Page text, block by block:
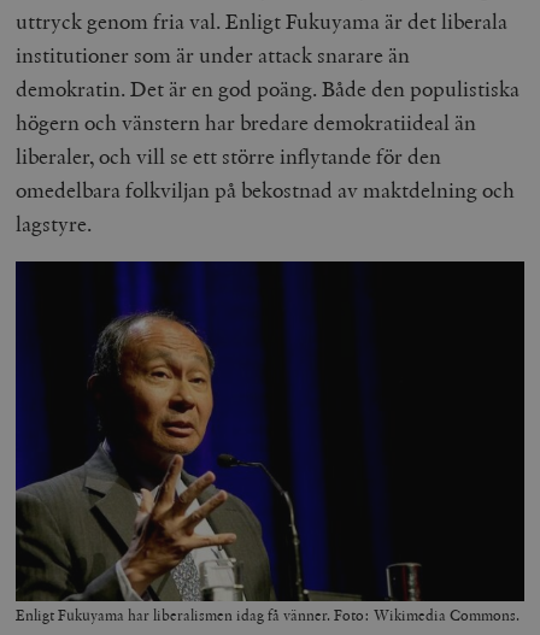
uttryck genom fria val. Enligt Fukuyama är det liberala
institutioner som är under attack snarare än
demokratin. Det är en god poäng. Både den populistiska
högern och vänstern har bredare demokratiideal än
liberaler, och vill se ett större inflytande för den
omedelbara folkviljan på bekostnad av maktdelning och
lagstyre.
Enligt Fukuyama har liberalismen idag få vänner. Foto: Wikimedia Commons.